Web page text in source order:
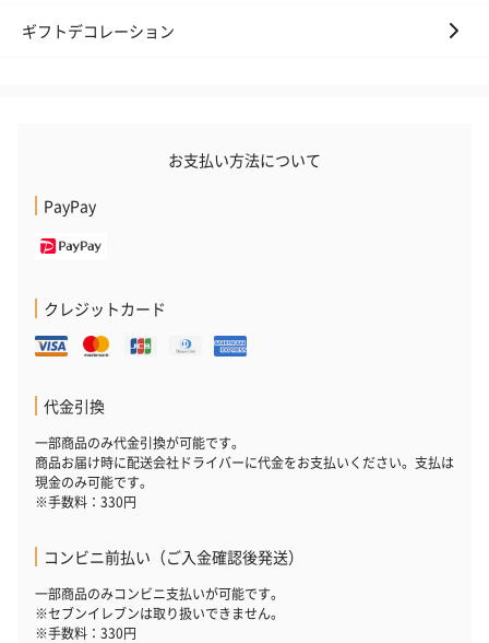
のオイル漬（981円）
ギフトデコレーション
お支払い方法について
PayPay
クレジットカード
代金引換
一部商品のみ代金引換が可能です。
商品お届け時に配送会社ドライバーに代金をお支払いください。支払は
現金のみ可能です。
※手数料：330円
コンビニ前払い（ご入金確認後発送）
一部商品のみコンビニ支払いが可能です。
※セブンイレブンは取り扱いできません。
※手数料：330円